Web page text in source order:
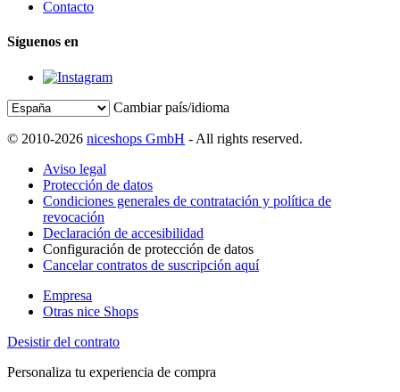
Contacto
Síguenos en
Cambiar país/idioma
© 2010-2026 niceshops GmbH - All rights reserved.
Aviso legal
Protección de datos
Condiciones generales de contratación y política de
revocación
Declaración de accesibilidad
Configuración de protección de datos
Cancelar contratos de suscripción aquí
Empresa
Otras nice Shops
Desistir del contrato
Personaliza tu experiencia de compra